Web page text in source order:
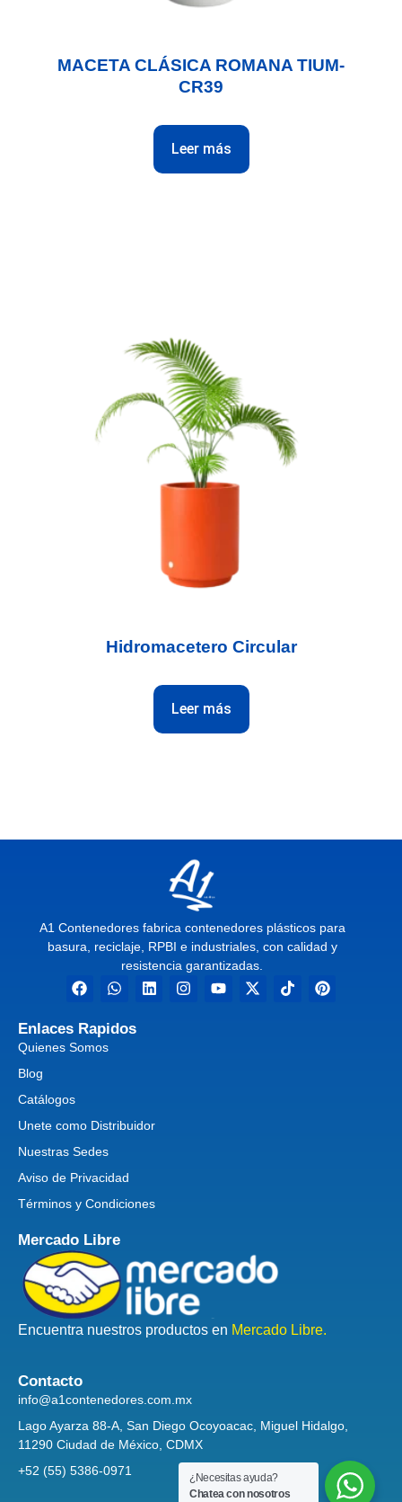
MACETA CLÁSICA ROMANA TIUM-
CR39
Leer más
Hidromacetero Circular
Leer más
A1 Contenedores fabrica contenedores plásticos para
basura, reciclaje, RPBI e industriales, con calidad y
resistencia garantizadas.
Enlaces Rapidos
Quienes Somos
Blog
Catálogos
Unete como Distribuidor
Nuestras Sedes
Aviso de Privacidad
Términos y Condiciones
Mercado Libre
Encuentra nuestros productos en Mercado Libre.
Contacto
info@a1contenedores.com.mx
Lago Ayarza 88-A, San Diego Ocoyoacac, Miguel Hidalgo,
11290 Ciudad de México, CDMX
+52 (55) 5386-0971
¿Necesitas ayuda?
Chatea con nosotros